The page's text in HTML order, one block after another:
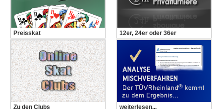
Preisskat 12er, 24er oder 36er
Zu den Clubs weiterlesen...